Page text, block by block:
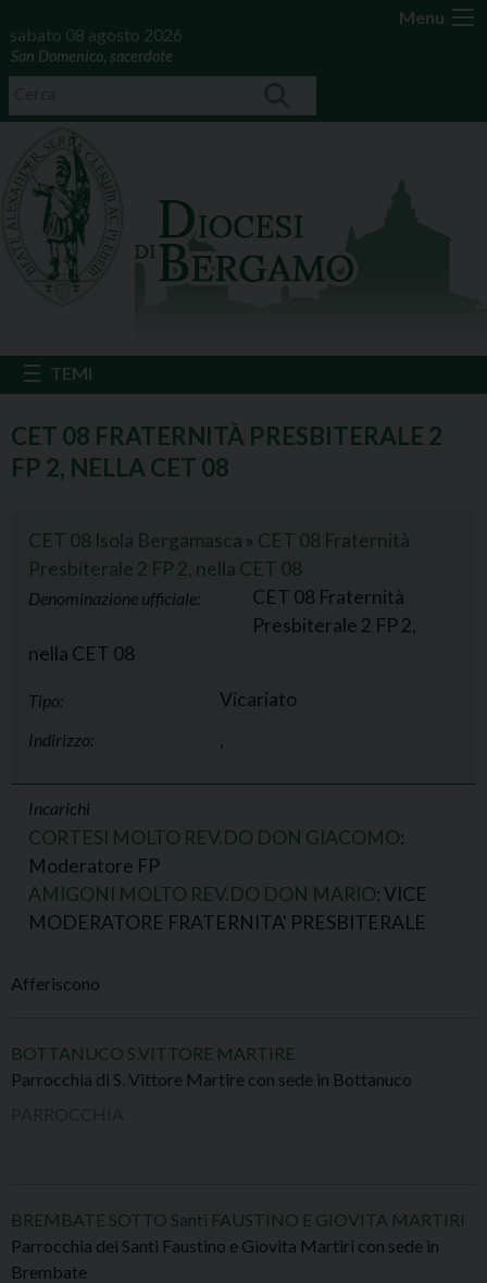
Menu
sabato 08 agosto 2026
San Domenico, sacerdote
CET 08 FRATERNITÀ PRESBITERALE 2
FP 2, NELLA CET 08
CET 08 Isola Bergamasca » CET 08 Fraternità
Presbiterale 2 FP 2, nella CET 08
Denominazione ufficiale:
CET 08 Fraternità
Presbiterale 2 FP 2,
nella CET 08
Tipo: Vicariato
Indirizzo:
Incarichi
CORTESI MOLTO REV.DO DON GIACOMO:
Moderatore FP
AMIGONI MOLTO REV.DO DON MARIO: VICE
MODERATORE FRATERNITA' PRESBITERALE
Afferiscono
BOTTANUCO S.VITTORE MARTIRE
Parrocchia di S. Vittore Martire con sede in Bottanuco
BREMBATE SOTTO Santi FAUSTINO E GIOVITA MARTIRI
Parrocchia dei Santi Faustino e Giovita Martiri con sede in
Brembate